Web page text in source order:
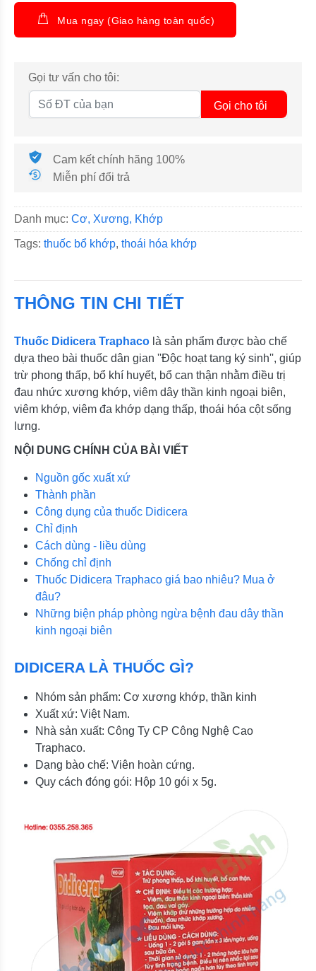
Mua ngay (Giao hàng toàn quốc)
Gọi tư vấn cho tôi:
Gọi cho tôi
Cam kết chính hãng 100%
Miễn phí đổi trả
Danh mục: Cơ, Xương, Khớp
Tags: thuốc bổ khớp, thoái hóa khớp
THÔNG TIN CHI TIẾT
Thuốc Didicera Traphaco là sản phẩm được bào chế
dựa theo bài thuốc dân gian ''Độc hoạt tang ký sinh'', giúp
trừ phong thấp, bổ khí huyết, bổ can thận nhằm điều trị
đau nhức xương khớp, viêm dây thần kinh ngoại biên,
viêm khớp, viêm đa khớp dạng thấp, thoái hóa cột sống
lưng.
NỘI DUNG CHÍNH CỦA BÀI VIẾT
Nguồn gốc xuất xứ
Thành phần
Công dụng của thuốc Didicera
Chỉ định
Cách dùng - liều dùng
Chống chỉ định
Thuốc Didicera Traphaco giá bao nhiêu? Mua ở
đâu?
Những biện pháp phòng ngừa bệnh đau dây thần
kinh ngoại biên
DIDICERA LÀ THUỐC GÌ?
Nhóm sản phẩm: Cơ xương khớp, thần kinh
Xuất xứ: Việt Nam.
Nhà sản xuất: Công Ty CP Công Nghệ Cao
Traphaco.
Dạng bào chế: Viên hoàn cứng.
Quy cách đóng gói: Hộp 10 gói x 5g.